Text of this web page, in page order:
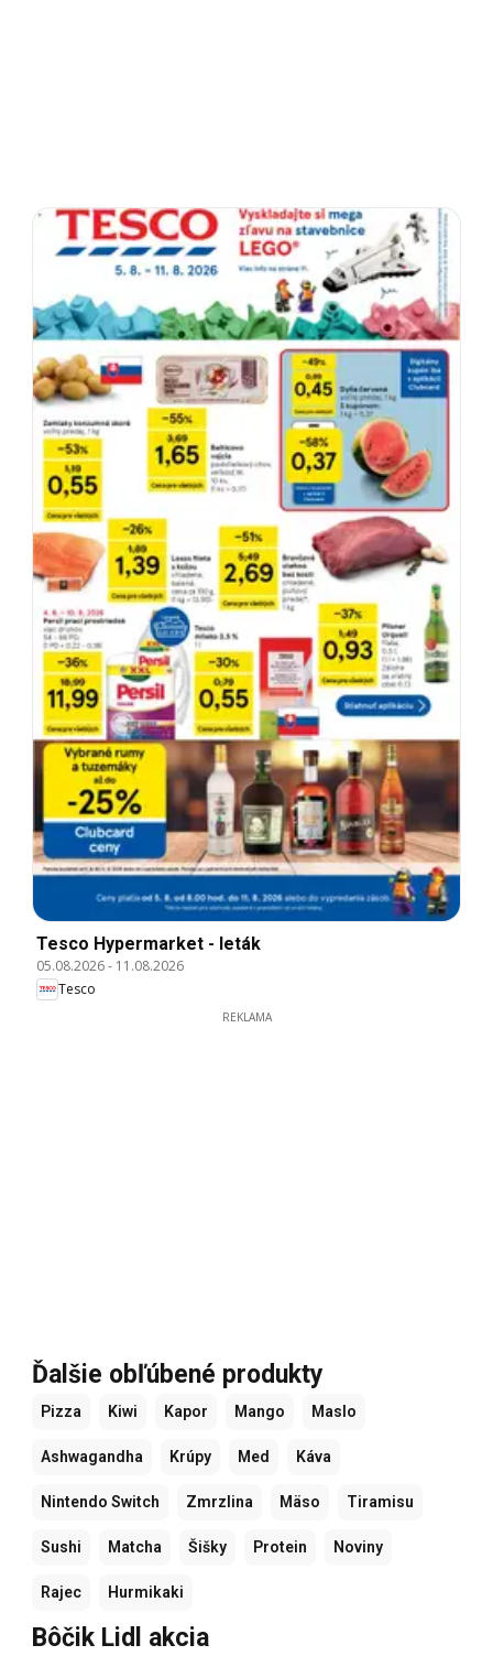
Tesco Hypermarket - leták
05.08.2026- 11.08.2026
Tesco
REKLAMA
Ďalšie obľúbené produkty
Pizza Kiwi Kapor Mango Maslo
Ashwagandha Krúpy Med Káva
Nintendo Switch Zmrzlina Mäso Tiramisu
Sushi Matcha Šišky Protein Noviny
Rajec Hurmikaki
Bôčik Lidl akcia